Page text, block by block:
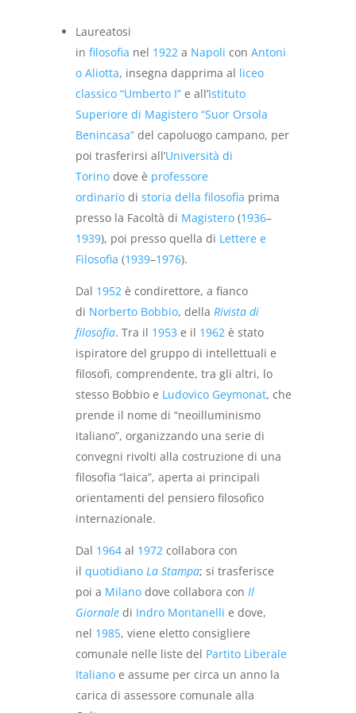
Laureatosi
in filosofia nel 1922 a Napoli con Antoni
o Aliotta, insegna dapprima al liceo
classico “Umberto I” e all’Istituto
Superiore di Magistero “Suor Orsola
Benincasa” del capoluogo campano, per
poi trasferirsi all’Università di
Torino dove è professore
ordinario di storia della filosofia prima
presso la Facoltà di Magistero (1936–
1939), poi presso quella di Lettere e
Filosofia (1939–1976).
Dal 1952 è condirettore, a fianco
di Norberto Bobbio, della Rivista di
filosofia. Tra il 1953 e il 1962 è stato
ispiratore del gruppo di intellettuali e
filosofi, comprendente, tra gli altri, lo
stesso Bobbio e Ludovico Geymonat, che
prende il nome di “neoilluminismo
italiano”, organizzando una serie di
convegni rivolti alla costruzione di una
filosofia “laica”, aperta ai principali
orientamenti del pensiero filosofico
internazionale.
Dal 1964 al 1972 collabora con
il quotidiano La Stampa; si trasferisce
poi a Milano dove collabora con Il
Giornale di Indro Montanelli e dove,
nel 1985, viene eletto consigliere
comunale nelle liste del Partito Liberale
Italiano e assume per circa un anno la
carica di assessore comunale alla